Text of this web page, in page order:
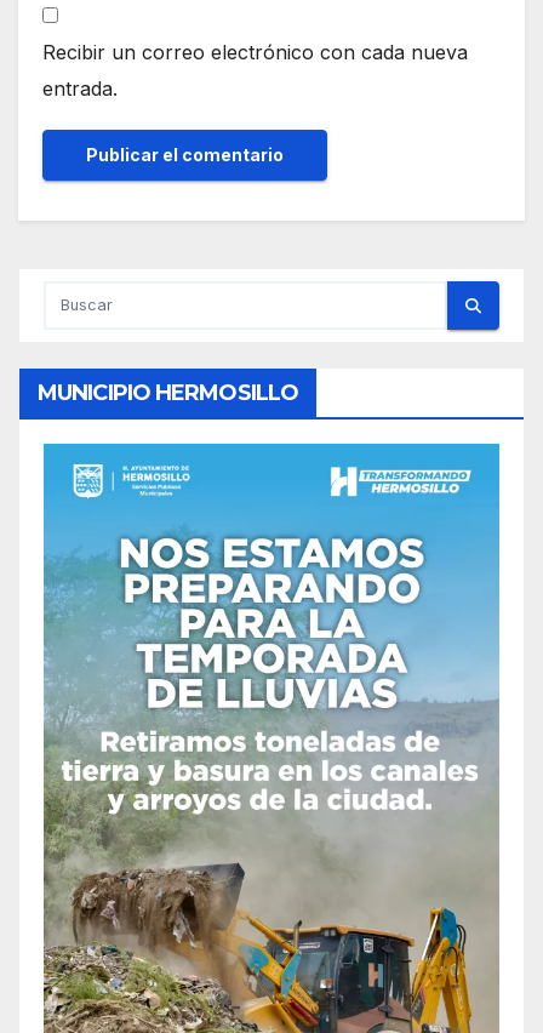
Recibir un correo electrónico con cada nueva
entrada.
MUNICIPIO HERMOSILLO